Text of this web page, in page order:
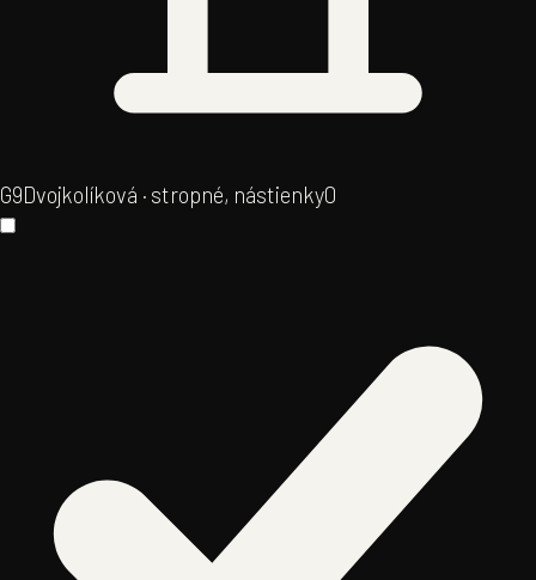
G9Dvojkolíková · stropné, nástienky0